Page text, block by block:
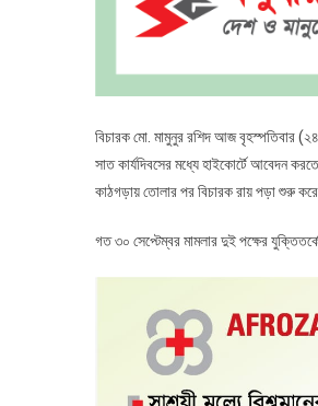
বিচারক মো. মামুনুর রশিদ আজ বৃহস্পতিবার
সাত কার্যদিবসের মধ্যে হাইকোর্টে আবেদন
কাঠগড়ায় তোলার পর বিচারক রায় পড়া শুরু
গত ৩০ সেপ্টেম্বর মামলার দুই পক্ষের